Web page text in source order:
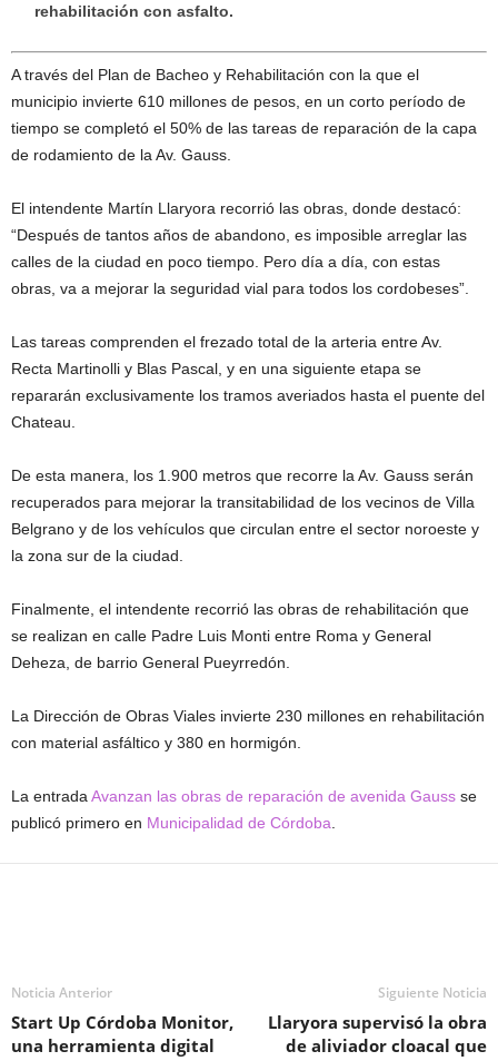
rehabilitación con asfalto.
A través del Plan de Bacheo y Rehabilitación con la que el
municipio invierte 610 millones de pesos, en un corto período de
tiempo se completó el 50% de las tareas de reparación de la capa
de rodamiento de la Av. Gauss.
El intendente Martín Llaryora recorrió las obras, donde destacó:
“Después de tantos años de abandono, es imposible arreglar las
calles de la ciudad en poco tiempo. Pero día a día, con estas
obras, va a mejorar la seguridad vial para todos los cordobeses”.
Las tareas comprenden el frezado total de la arteria entre Av.
Recta Martinolli y Blas Pascal, y en una siguiente etapa se
repararán exclusivamente los tramos averiados hasta el puente del
Chateau.
De esta manera, los 1.900 metros que recorre la Av. Gauss serán
recuperados para mejorar la transitabilidad de los vecinos de Villa
Belgrano y de los vehículos que circulan entre el sector noroeste y
la zona sur de la ciudad.
Finalmente, el intendente recorrió las obras de rehabilitación que
se realizan en calle Padre Luis Monti entre Roma y General
Deheza, de barrio General Pueyrredón.
La Dirección de Obras Viales invierte 230 millones en rehabilitación
con material asfáltico y 380 en hormigón.
La entrada Avanzan las obras de reparación de avenida Gauss se
publicó primero en Municipalidad de Córdoba
Noticia Anterior
Start Up Córdoba Monitor,
una herramienta digital
Siguiente Noticia
Llaryora supervisó la obra
de aliviador cloacal que